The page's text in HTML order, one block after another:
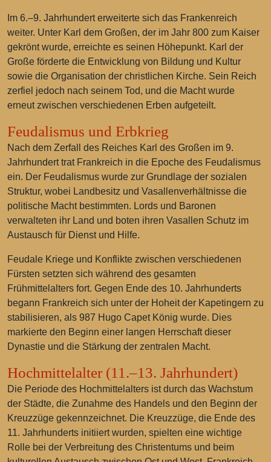
Im 6.–9. Jahrhundert erweiterte sich das Frankenreich
weiter. Unter Karl dem Großen, der im Jahr 800 zum Kaiser
gekrönt wurde, erreichte es seinen Höhepunkt. Karl der
Große förderte die Entwicklung von Bildung und Kultur
sowie die Organisation der christlichen Kirche. Sein Reich
zerfiel jedoch nach seinem Tod, und die Macht wurde
erneut zwischen verschiedenen Erben aufgeteilt.
Feudalismus und Erbkrieg
Nach dem Zerfall des Reiches Karl des Großen im 9.
Jahrhundert trat Frankreich in die Epoche des Feudalismus
ein. Der Feudalismus wurde zur Grundlage der sozialen
Struktur, wobei Landbesitz und Vasallenverhältnisse die
politische Macht bestimmten. Lords und Baronen
verwalteten ihr Land und boten ihren Vasallen Schutz im
Austausch für Dienst und Hilfe.
Feudale Kriege und Konflikte zwischen verschiedenen
Fürsten setzten sich während des gesamten
Frühmittelalters fort. Gegen Ende des 10. Jahrhunderts
begann Frankreich sich unter der Hoheit der Kapetingern zu
stabilisieren, als 987 Hugo Capet König wurde. Dies
markierte den Beginn einer langen Herrschaft dieser
Dynastie und die Stärkung der zentralen Macht.
Hochmittelalter (11.–13. Jahrhundert)
Die Periode des Hochmittelalters ist durch das Wachstum
der Städte, die Zunahme des Handels und den Beginn der
Kreuzzüge gekennzeichnet. Die Kreuzzüge, die Ende des
11. Jahrhunderts initiiert wurden, spielten eine wichtige
Rolle bei der Verbreitung des Christentums und beim